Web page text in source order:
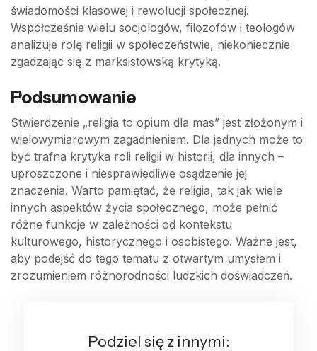
świadomości klasowej i rewolucji społecznej.
Współcześnie wielu socjologów, filozofów i teologów
analizuje rolę religii w społeczeństwie, niekoniecznie
zgadzając się z marksistowską krytyką.
Podsumowanie
Stwierdzenie „religia to opium dla mas” jest złożonym i
wielowymiarowym zagadnieniem. Dla jednych może to
być trafna krytyka roli religii w historii, dla innych –
uproszczone i niesprawiedliwe osądzenie jej
znaczenia. Warto pamiętać, że religia, tak jak wiele
innych aspektów życia społecznego, może pełnić
różne funkcje w zależności od kontekstu
kulturowego, historycznego i osobistego. Ważne jest,
aby podejść do tego tematu z otwartym umysłem i
zrozumieniem różnorodności ludzkich doświadczeń.
Podziel się z innymi: